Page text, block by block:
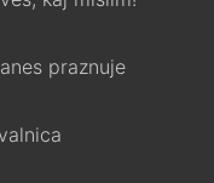
praznuje